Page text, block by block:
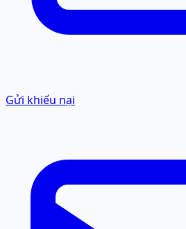
Gửi khiếu nại